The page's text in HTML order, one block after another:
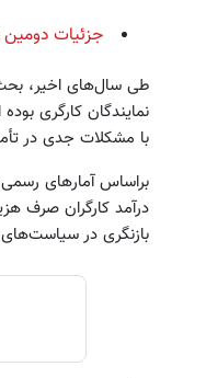
جزئیات
طی سال‌های اخیر، بحث
نمایندگان کارگری
با مشکلات جدی در
براساس آمارهای
درآمد کارگران صرف
بازنگری در